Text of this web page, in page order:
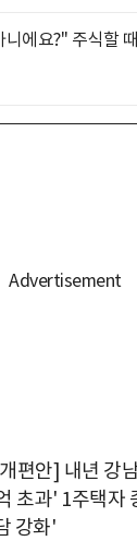
에요?" 주식할
편안] 내년 강
초과' 1주택자
강화'